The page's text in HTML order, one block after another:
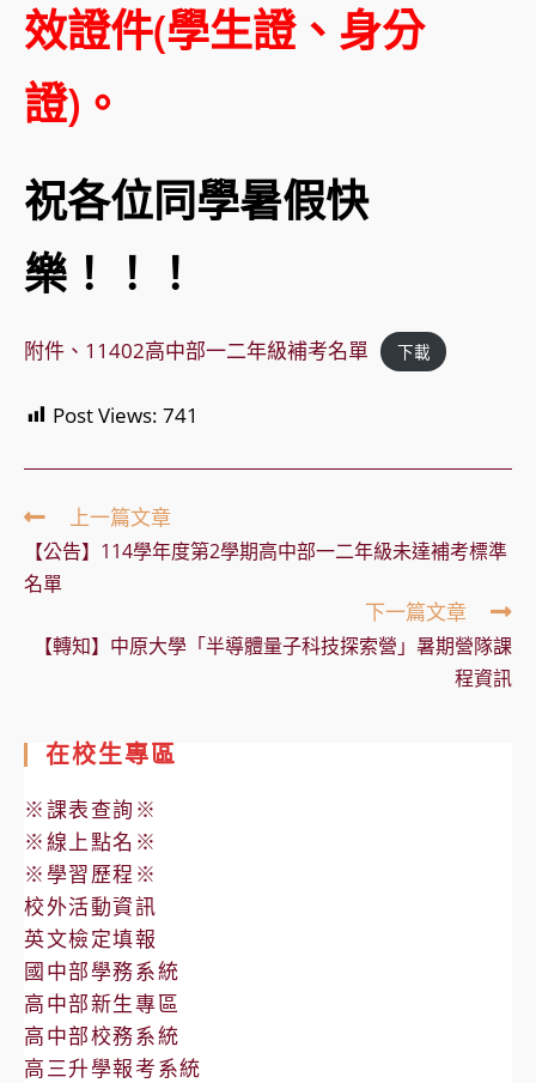
效證件(學生證、身分
證)。
祝各位同學暑假快
樂！！！
附件、11402高中部一二年級補考名單 下載
Post Views: 741
Read
more
articles
上一篇文章
【公告】114學年度第2學期高中部一二年級未達補考標準
名單
下一篇文章
【轉知】中原大學「半導體量子科技探索營」暑期營隊課
程資訊
在校生專區
※課表查詢※
※線上點名※
※學習歷程※
校外活動資訊
英文檢定填報
國中部學務系統
高中部新生專區
高中部校務系統
高三升學報考系統